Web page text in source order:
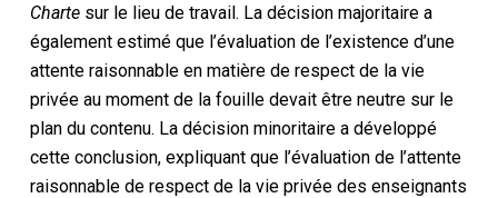
Charte sur le lieu de travail. La décision majoritaire a
également estimé que l’évaluation de l’existence d’une
attente raisonnable en matière de respect de la vie
privée au moment de la fouille devait être neutre sur le
plan du contenu. La décision minoritaire a développé
cette conclusion, expliquant que l’évaluation de l’attente
raisonnable de respect de la vie privée des enseignants